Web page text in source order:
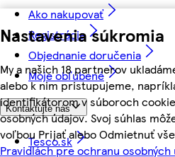
Nastavenia súkromia
My a našich 18 partnerov
alebo k nim pristupujeme,
identifikátorom v súboroch
osobných údajov. Svoj súhlas
voľbou Prijať alebo Odmietnuť
Pravidlách pre ochranu osobných
Ako nakupovať
Registrácia
Objednanie doručenia
Moje obľúbené
Kontaktujte nás
Tesco.sk